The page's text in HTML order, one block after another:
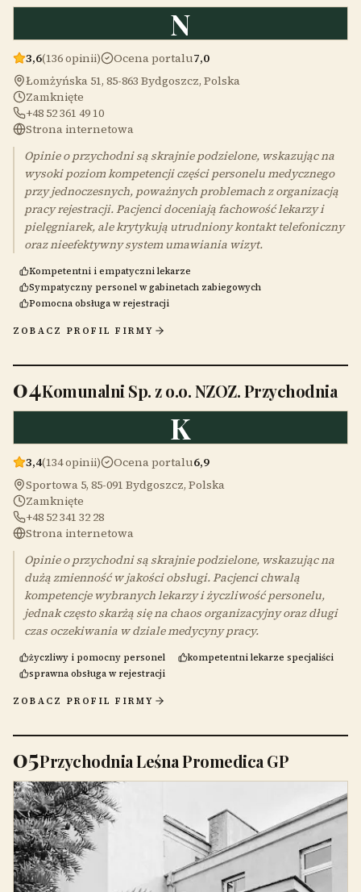
N
3,6(136 opinii) Ocena portalu7,0
Łomżyńska 51, 85-863 Bydgoszcz, Polska
Zamknięte
+48 52 361 49 10
Strona internetowa
Opinie o przychodni są skrajnie podzielone, wskazując na
wysoki poziom kompetencji części personelu medycznego
przy jednoczesnych, poważnych problemach z organizacją
pracy rejestracji. Pacjenci doceniają fachowość lekarzy i
pielęgniarek, ale krytykują utrudniony kontakt telefoniczny
oraz nieefektywny system umawiania wizyt.
Kompetentni i empatyczni lekarze
Sympatyczny personel w gabinetach zabiegowych
Pomocna obsługa w rejestracji
ZOBACZ PROFIL FIRMY
04Komunalni Sp. z o.o. NZOZ. Przychodnia
K
3,4(134 opinii) Ocena portalu6,9
Sportowa 5, 85-091 Bydgoszcz, Polska
Zamknięte
+48 52 341 32 28
Strona internetowa
Opinie o przychodni są skrajnie podzielone, wskazując na
dużą zmienność w jakości obsługi. Pacjenci chwalą
kompetencje wybranych lekarzy i życzliwość personelu,
jednak często skarżą się na chaos organizacyjny oraz długi
czas oczekiwania w dziale medycyny pracy.
życzliwy i pomocny personel
kompetentni lekarze specjaliści
sprawna obsługa w rejestracji
ZOBACZ PROFIL FIRMY
05Przychodnia Leśna Promedica GP